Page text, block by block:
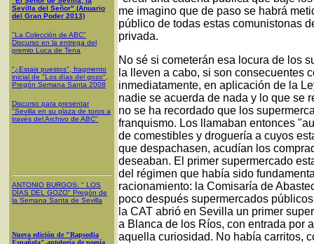
Sevilla del Señor" (Anuario
del Gran Poder 2013)
"La Colección de ABC"
Discurso en la entrega del
premio Luca de Tena
"¿Estais puestos", fragmento
inicial de "Los días del gozo",
Pregón Semana Santa 2008
Discurso para presentar
"Sevilla en su plaza de toros a
través del Archivo de ABC"
ANTONIO BURGOS: " LOS
DÍAS DEL GOZO" Pregón de
la Semana Santa de Sevilla
Nueva edición de "Rapsodia
Española",antología de poesía
me imagino que de paso se habrá
público de todas estas comunistonas
privada.
No sé si cometerán esa locura de los
la lleven a cabo, si son consecuentes
inmediatamente, en aplicación de la
nadie se acuerda de nada y lo que se
no se ha recordado que los
franquismo. Los llamaban entonces
de comestibles y droguería a cuyos
que despachasen, acudían los
deseaban. El primer supermercado
del régimen que había sido
racionamiento: la Comisaría de
poco después supermercados
la CAT abrió en Sevilla un primer
a Blanca de los Ríos, con entrada por
aquella curiosidad. No había carritos,